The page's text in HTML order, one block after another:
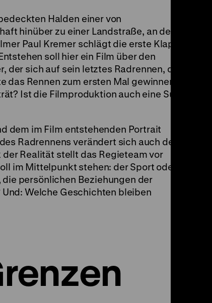
Halden einer von
hinüber zu einer Landstraße, an der ein
Paul Kremer schlägt die erste Klappe
soll hier ein Film über den
sich auf sein letztes Radrennen, die
Rennen zum ersten Mal gewinnen.
Ist die Filmproduktion auch eine Suche
dem im Film entstehenden Portrait
Radrennens verändert sich auch der
Realität stellt das Regieteam vor
im Mittelpunkt stehen: der Sport oder
persönlichen Beziehungen der
Welche Geschichten bleiben